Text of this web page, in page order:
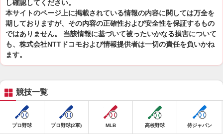
し確認してください。
本サイトのページ上に掲載されている情報の内容に関しては万全を
期しておりますが、その内容の正確性および安全性を保証するもの
ではありません。 当該情報に基づいて被ったいかなる損害について
も、株式会社NTTドコモおよび情報提供者は一切の責任を負いかね
ます。
競技一覧
プロ野球 プロ野球(2軍) MLB 高校野球 侍ジャパン